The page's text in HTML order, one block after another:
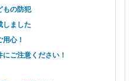
もの防犯
しました
心！
ご注意ください！